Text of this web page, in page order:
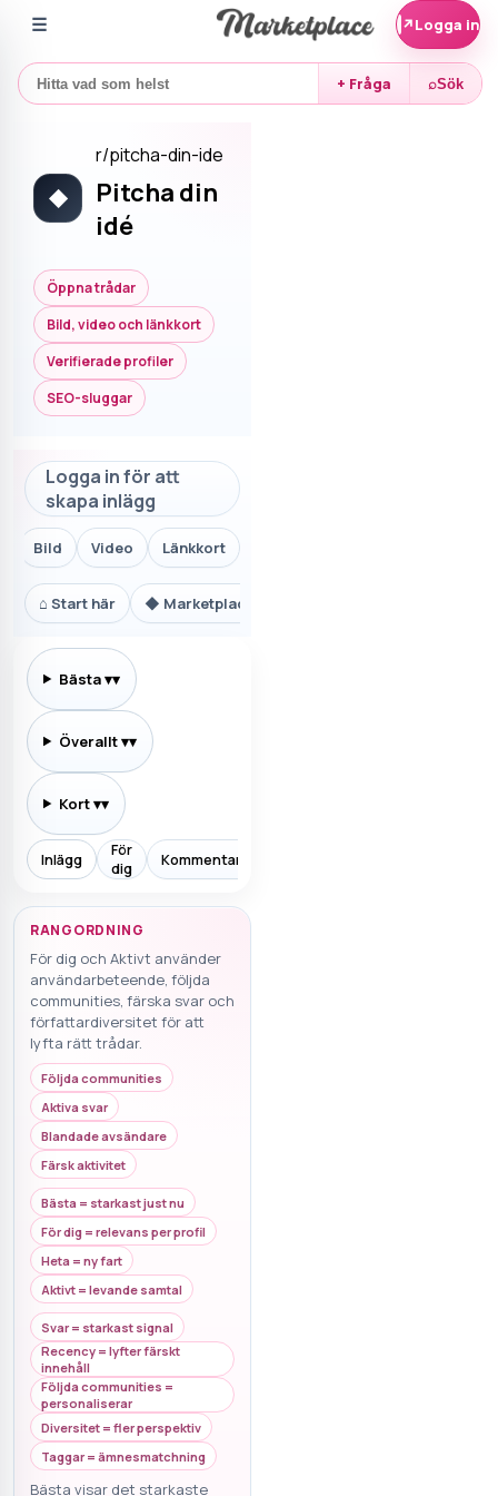
☰
+ Fråga ⌕Sök
↗Logga in
◆
r/pitcha-din-ide
Pitcha din
idé
Öppna trådar
Bild, video och länkkort
Verifierade profiler
SEO-sluggar
Logga in för att
skapa inlägg
Bild Video Länkkort
⌂ Start här ◆ Marketplace.se
Bästa▾
Överallt▾
Kort▾
Inlägg
För
dig
Kommentarer
RANGORDNING
För dig och Aktivt använder
användarbeteende, följda
communities, färska svar och
författardiversitet för att
lyfta rätt trådar.
Följda communities
Aktiva svar
Blandade avsändare
Färsk aktivitet
Bästa = starkast just nu
För dig = relevans per profil
Heta = ny fart
Aktivt = levande samtal
Svar = starkast signal
Recency = lyfter färskt
innehåll
Följda communities =
personaliserar
Diversitet = fler perspektiv
Taggar = ämnesmatchning
Bästa visar det starkaste